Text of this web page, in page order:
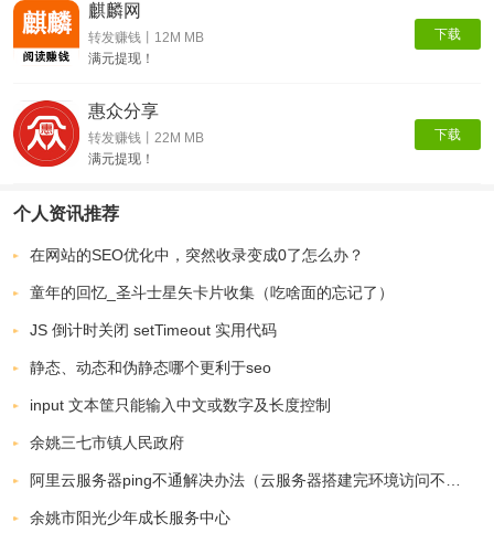
下载
麒麟网
转发赚钱丨12M MB
满元提现！
下载
惠众分享
转发赚钱丨22M MB
满元提现！
个人资讯推荐
在网站的SEO优化中，突然收录变成0了怎么办？
童年的回忆_圣斗士星矢卡片收集（吃啥面的忘记了）
JS 倒计时关闭 setTimeout 实用代码
静态、动态和伪静态哪个更利于seo
input 文本筐只能输入中文或数字及长度控制
余姚三七市镇人民政府
余姚市阳光少年成长服务中心